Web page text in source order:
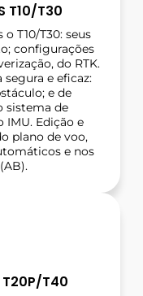
T10/T30
T10/T30: seus
configurações
do RTK.
e eficaz:
e de
sistema de
IMU. Edição e
plano de voo,
e nos
T20P/T40